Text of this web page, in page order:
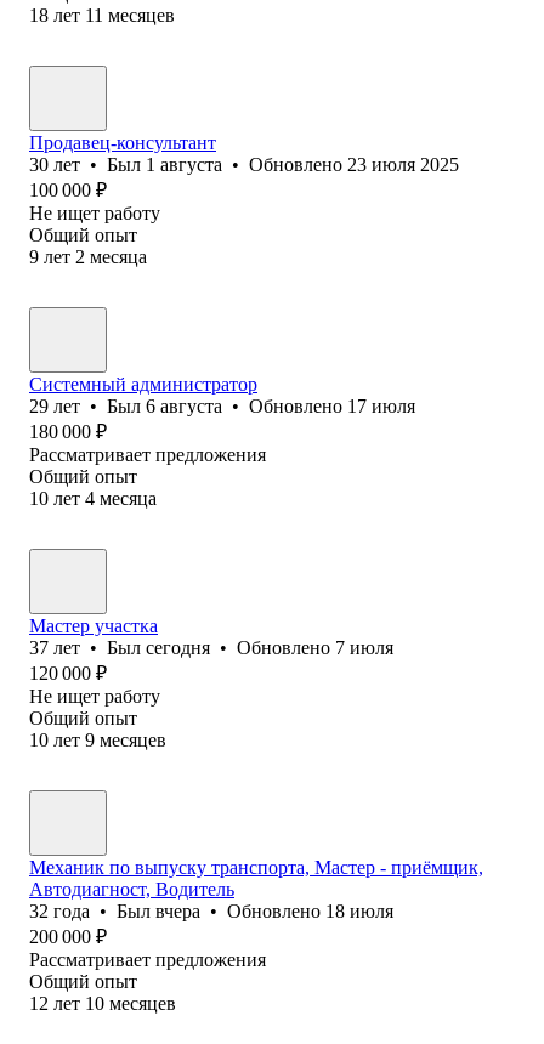
18 лет 11 месяцев
Продавец-консультант
30 лет • Был 1 августа • Обновлено 23 июля 2025
100 000 ₽
Не ищет работу
Общий опыт
9 лет 2 месяца
Системный администратор
29 лет • Был 6 августа • Обновлено 17 июля
180 000 ₽
Рассматривает предложения
Общий опыт
10 лет 4 месяца
Мастер участка
37 лет • Был сегодня • Обновлено 7 июля
120 000 ₽
Не ищет работу
Общий опыт
10 лет 9 месяцев
Механик по выпуску транспорта, Мастер - приёмщик,
Автодиагност, Водитель
32 года • Был вчера • Обновлено 18 июля
200 000 ₽
Рассматривает предложения
Общий опыт
12 лет 10 месяцев